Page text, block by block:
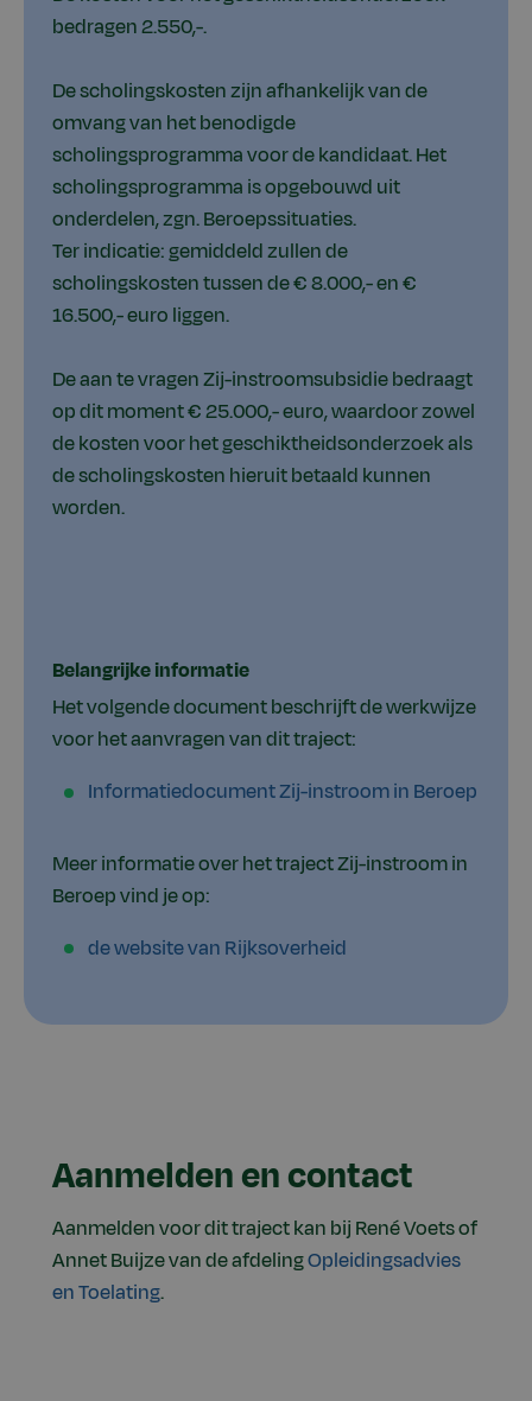
bedragen 2.550,-.
De scholingskosten zijn afhankelijk van de
omvang van het benodigde
scholingsprogramma voor de kandidaat. Het
scholingsprogramma is opgebouwd uit
onderdelen, zgn. Beroepssituaties.
Ter indicatie: gemiddeld zullen de
scholingskosten tussen de € 8.000,- en €
16.500,- euro liggen.
De aan te vragen Zij-instroomsubsidie bedraagt
op dit moment € 25.000,- euro, waardoor zowel
de kosten voor het geschiktheidsonderzoek als
de scholingskosten hieruit betaald kunnen
worden.
Belangrijke informatie
Het volgende document beschrijft de werkwijze
voor het aanvragen van dit traject:
Informatiedocument Zij-instroom in Beroep
Meer informatie over het traject Zij-instroom in
Beroep vind je op:
de website van Rijksoverheid
Aanmelden en contact
Aanmelden voor dit traject kan bij René Voets of
Annet Buijze van de afdelingOpleidingsadvies
en Toelating.